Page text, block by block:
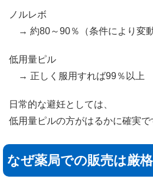
ノルレボ
→ 約80～90％（条件により変動
低用量ピル
→ 正しく服用すれば99％以上
日常的な避妊としては、
低用量ピルの方がはるかに確実で
なぜ薬局での販売は厳